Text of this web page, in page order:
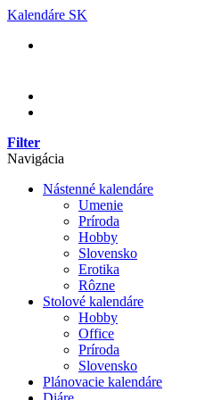
Skip
content
Kalendáre SK
Filter
Navigácia
Nástenné kalendáre
Umenie
Príroda
Hobby
Slovensko
Erotika
Rôzne
Stolové kalendáre
Hobby
Office
Príroda
Slovensko
Plánovacie kalendáre